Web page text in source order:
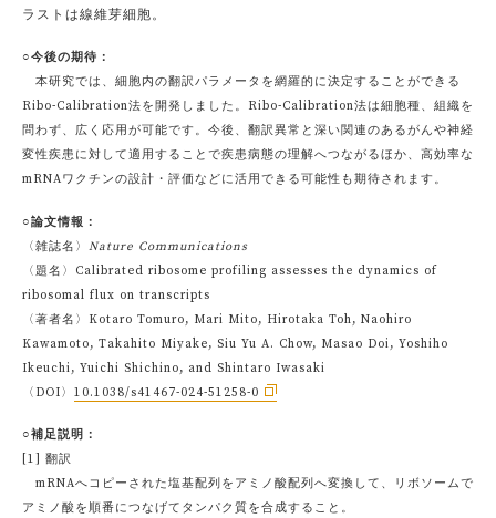
ラストは線維芽細胞。
○今後の期待：
本研究では、細胞内の翻訳パラメータを網羅的に決定することができる
Ribo-Calibration法を開発しました。Ribo-Calibration法は細胞種、組織を
問わず、広く応用が可能です。今後、翻訳異常と深い関連のあるがんや神経
変性疾患に対して適用することで疾患病態の理解へつながるほか、高効率な
mRNAワクチンの設計・評価などに活用できる可能性も期待されます。
○論文情報：
〈雑誌名〉 Nature Communications
〈題名〉Calibrated ribosome profiling assesses the dynamics of
ribosomal flux on transcripts
〈著者名〉Kotaro Tomuro, Mari Mito, Hirotaka Toh, Naohiro
Kawamoto, Takahito Miyake, Siu Yu A. Chow, Masao Doi, Yoshiho
Ikeuchi, Yuichi Shichino, and Shintaro Iwasaki
〈DOI〉 10.1038/s41467-024-51258-0
○補足説明：
[1] 翻訳
mRNAへコピーされた塩基配列をアミノ酸配列へ変換して、リボソームで
アミノ酸を順番につなげてタンパク質を合成すること。